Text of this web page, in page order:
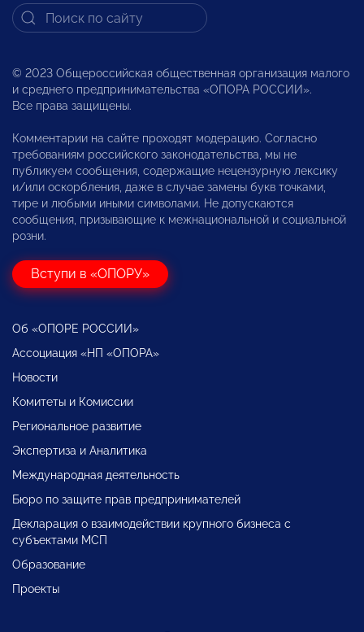
© 2023 Общероссийская общественная организация малого
и среднего предпринимательства «ОПОРА РОССИИ».
Все права защищены.
Комментарии на сайте проходят модерацию. Согласно
требованиям российского законодательства, мы не
публикуем сообщения, содержащие нецензурную лексику
и/или оскорбления, даже в случае замены букв точками,
тире и любыми иными символами. Не допускаются
сообщения, призывающие к межнациональной и социальной
розни.
Вступи в «ОПОРУ»
Об «ОПОРЕ РОССИИ»
Ассоциация «НП «ОПОРА»
Новости
Комитеты и Комиссии
Региональное развитие
Экспертиза и Аналитика
Международная деятельность
Бюро по защите прав предпринимателей
Декларация о взаимодействии крупного бизнеса с
субъектами МСП
Образование
Проекты